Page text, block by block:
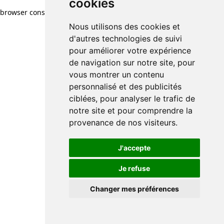
cookies
Nous utilisons des cookies et
d'autres technologies de suivi
pour améliorer votre expérience
de navigation sur notre site, pour
vous montrer un contenu
personnalisé et des publicités
ciblées, pour analyser le trafic de
notre site et pour comprendre la
provenance de nos visiteurs.
J'accepte
Je refuse
Changer mes préférences
browser console for more information)